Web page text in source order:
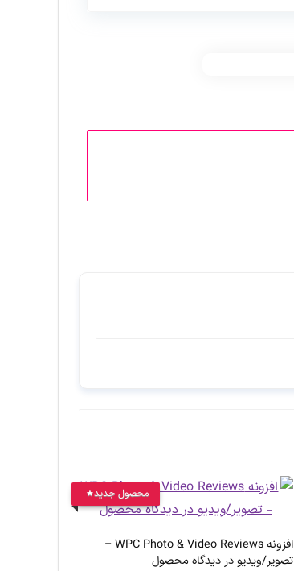
محصول جدید
افزونه WPC Photo & Video Reviews –
تصویر/ویدیو در دیدگاه محصول